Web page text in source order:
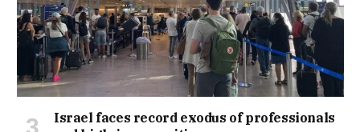
Israel faces record exodus of professionals